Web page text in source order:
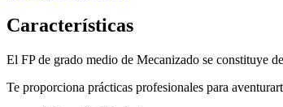
Características
El FP de grado medio de Mecanizado se constituye
Te proporciona prácticas profesionales para